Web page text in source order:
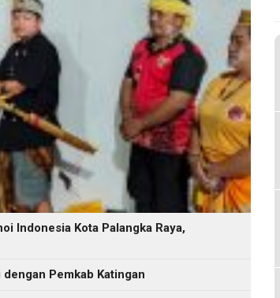
Indonesia Kota Palangka Raya,
Pemkab Katingan